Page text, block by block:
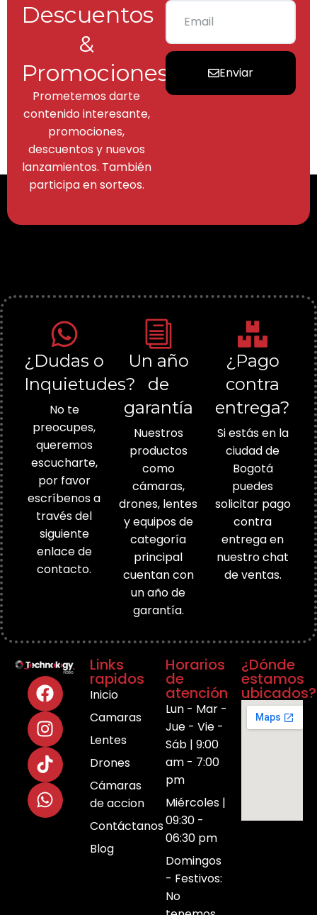
Descuentos
&
Promociones
Prometemos darte
contenido interesante,
promociones,
descuentos y nuevos
lanzamientos. También
participa en sorteos.
Enviar
¿Dudas o
Inquietudes?
No te
preocupes,
queremos
escucharte,
por favor
escríbenos a
través del
siguiente
enlace de
contacto.
Un año
de
garantía
Nuestros
productos
como
cámaras,
drones, lentes
y equipos de
categoría
principal
cuentan con
un año de
garantía.
¿Pago
contra
entrega?
Si estás en la
ciudad de
Bogotá
puedes
solicitar pago
contra
entrega en
nuestro chat
de ventas.
Links
rapidos
Inicio
Camaras
Lentes
Drones
Cámaras
de accion
Contáctanos
Blog
Horarios
de
atención
Lun - Mar -
Jue - Vie -
Sáb | 9:00
am - 7:00
pm
Miércoles |
09:30 -
06:30 pm
Domingos
- Festivos:
No
¿Dónde
estamos
ubicados?